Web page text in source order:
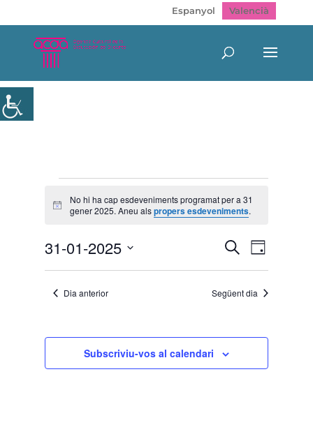
Espanyol Valencià
del
gener
2025
Avís
No hi ha cap esdeveniments programat per a 31
gener 2025. Aneu alspropers esdeveniments.
Navegació
visual
i
cerca
Cerca
de
Dia
31-01-2025
data.Dia anterior Següent dia
Subscriviu-vos al calendari